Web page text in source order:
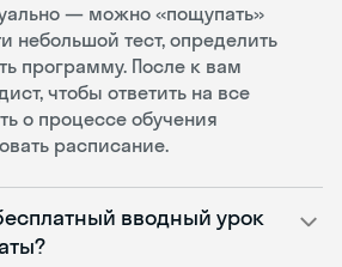
— можно «пощупать»
небольшой тест, определить
программу. После к вам
чтобы ответить на все
о процессе обучения
расписание.
вводный урок